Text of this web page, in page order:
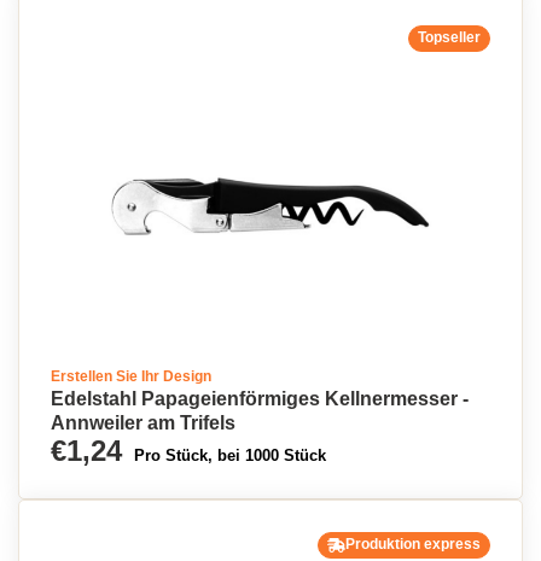
Topseller
Erstellen Sie Ihr Design
Edelstahl Papageienförmiges Kellnermesser -
Annweiler am Trifels
€1,24 Pro Stück, bei 1000 Stück
Produktion express